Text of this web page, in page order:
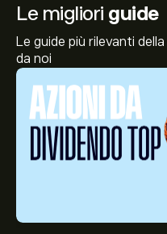
Le migliori guide
Le guide più rilevanti
da noi